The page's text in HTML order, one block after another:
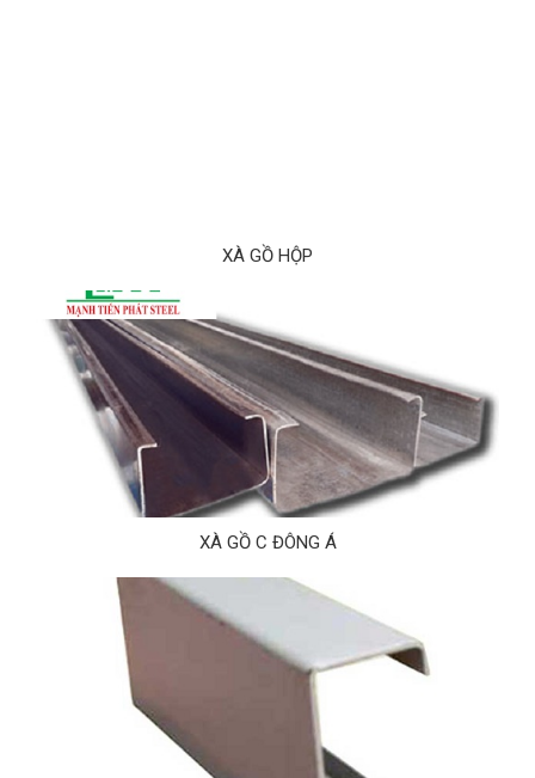
XÀ GỒ HỘP
XÀ GỒ C ĐÔNG Á